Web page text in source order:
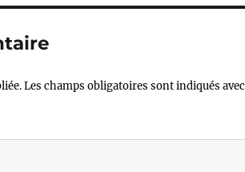
Les champs obligatoires sont indiqués avec